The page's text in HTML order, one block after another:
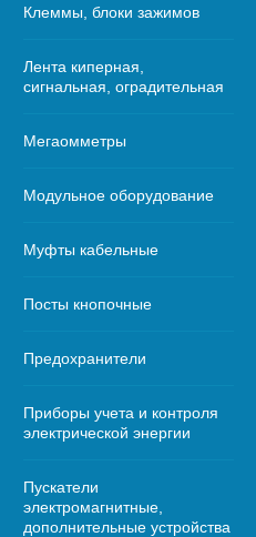
Клеммы, блоки зажимов
Лента киперная,
сигнальная, оградительная
Мегаомметры
Модульное оборудование
Муфты кабельные
Посты кнопочные
Предохранители
Приборы учета и контроля
электрической энергии
Пускатели
электромагнитные,
дополнительные устройства